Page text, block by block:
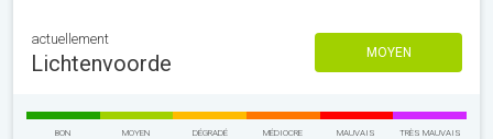
actuellement
Lichtenvoorde MOYEN
BON MOYEN DÉGRADÉ MÉDIOCRE MAUVAIS TRÈS MAUVAIS